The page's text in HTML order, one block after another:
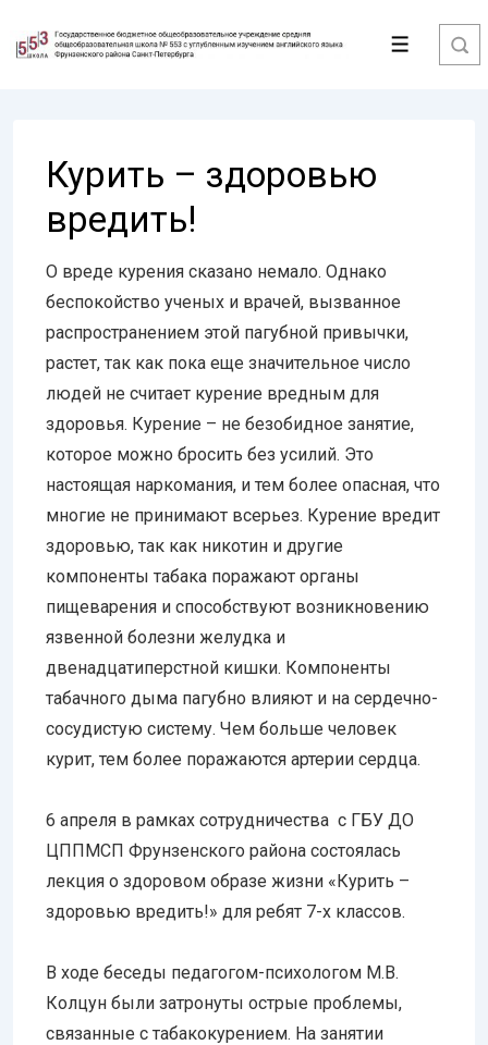
Перейти
Меню
Курить – здоровью
вредить!
О вреде курения сказано немало. Однако
беспокойство ученых и врачей, вызванное
распространением этой пагубной привычки,
растет, так как пока еще значительное число
людей не считает курение вредным для
здоровья. Курение – не безобидное занятие,
которое можно бросить без усилий. Это
настоящая наркомания, и тем более опасная, что
многие не принимают всерьез. Курение вредит
здоровью, так как никотин и другие
компоненты табака поражают органы
пищеварения и способствуют возникновению
язвенной болезни желудка и
двенадцатиперстной кишки. Компоненты
табачного дыма пагубно влияют и на сердечно-
сосудистую систему. Чем больше человек
курит, тем более поражаются артерии сердца.
6 апреля в рамках сотрудничества с ГБУ ДО
ЦППМСП Фрунзенского района состоялась
лекция о здоровом образе жизни «Курить –
здоровью вредить!» для ребят 7-х классов.
В ходе беседы педагогом-психологом М.В.
Колцун были затронуты острые проблемы,
связанные с табакокурением. На занятии